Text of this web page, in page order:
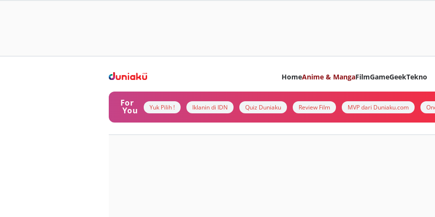
HomeAnime & MangaFilmGameGeekTekno
For
You Yuk Pilih ! Iklanin di IDN Quiz Duniaku Review Film MVP dari Duniaku.com